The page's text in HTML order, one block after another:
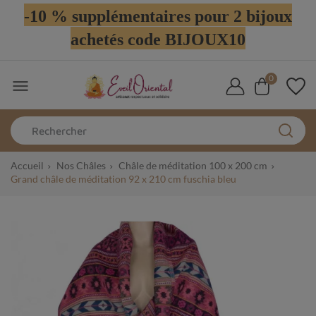
-10 % supplémentaires pour 2 bijoux
achetés code BIJOUX10
 0
Accueil Nos Châles
Châle de méditation 100 x 200 cm
Grand châle de méditation 92 x 210 cm fuschia bleu